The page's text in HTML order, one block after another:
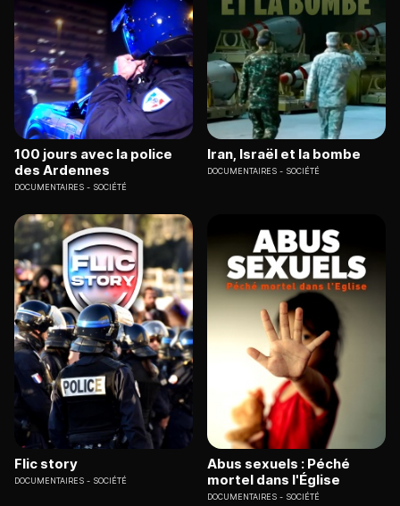
100 jours avec la police
des Ardennes
DOCUMENTAIRES SOCIÉTÉ
Iran, Israël et la bombe
DOCUMENTAIRES SOCIÉTÉ
Flic story
DOCUMENTAIRES SOCIÉTÉ
Abus sexuels : Péché
mortel dans l'Église
DOCUMENTAIRES SOCIÉTÉ